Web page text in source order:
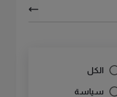
الكل
سياسة